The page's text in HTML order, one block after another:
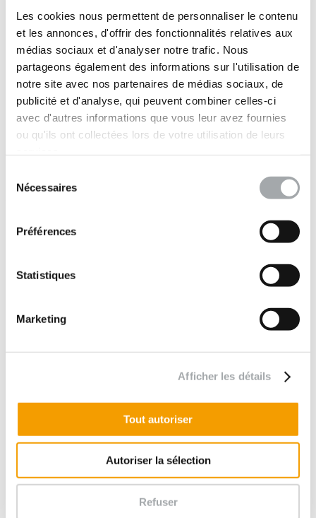
Les cookies nous permettent de personnaliser le contenu
et les annonces, d'offrir des fonctionnalités relatives aux
médias sociaux et d'analyser notre trafic. Nous
partageons également des informations sur l'utilisation de
notre site avec nos partenaires de médias sociaux, de
publicité et d'analyse, qui peuvent combiner celles-ci
avec d'autres informations que vous leur avez fournies
ou qu'ils ont collectées lors de votre utilisation de leurs
Nécessaires
Préférences
Statistiques
Marketing
Afficher les détails
Tout autoriser
Autoriser la sélection
Refuser